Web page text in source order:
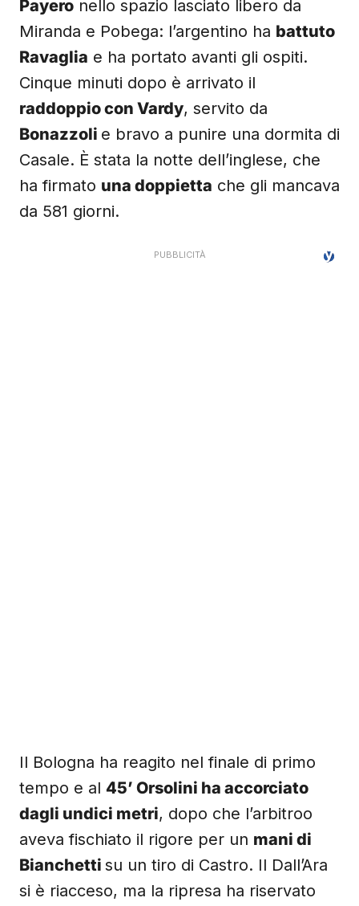
Payero nello spazio lasciato libero da
Miranda e Pobega: l’argentino ha battuto
Ravaglia e ha portato avanti gli ospiti.
Cinque minuti dopo è arrivato il
raddoppio con Vardy, servito da
Bonazzoli e bravo a punire una dormita di
Casale. È stata la notte dell’inglese, che
ha firmato una doppietta che gli mancava
da 581 giorni.
Il Bologna ha reagito nel finale di primo
tempo e al 45’ Orsolini ha accorciato
dagli undici metri, dopo che l’arbitroo
aveva fischiato il rigore per un mani di
Bianchetti su un tiro di Castro. Il Dall’Ara
si è riacceso, ma la ripresa ha riservato